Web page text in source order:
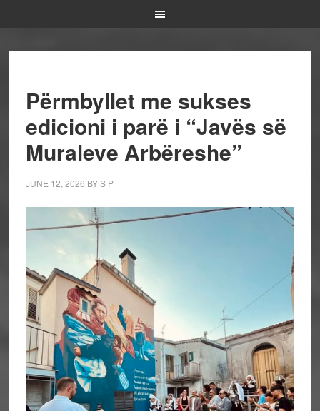
Përmbyllet me sukses
edicioni i parë i “Javës së
Muraleve Arbëreshe”
JUNE 12, 2026 BYS P